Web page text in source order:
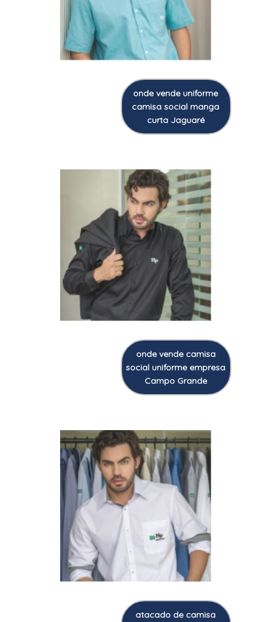
onde vende uniforme
camisa social manga
curta Jaguaré
onde vende camisa
social uniforme empresa
Campo Grande
atacado de camisa